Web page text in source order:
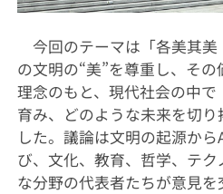
今回のテーマは「各美其美
の文明の“美”を尊重し、そ
理念のもと、現代社会の中で
育み、どのような未来を切
した。議論は文明の起源か
び、文化、教育、哲学、テ
な分野の代表者たちが意見を